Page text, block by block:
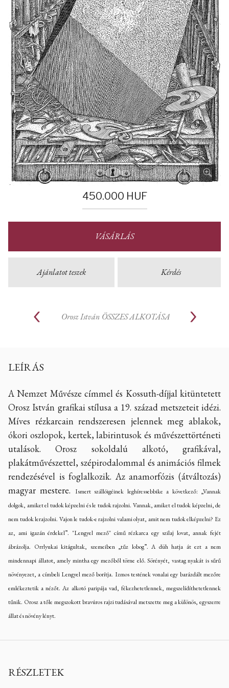
450.000 HUF
VÁSÁRLÁS
Ajánlatot teszek Kérdés
Orosz István ÖSSZES ALKOTÁSA
LEÍRÁS
A Nemzet Művésze címmel és Kossuth-díjjal kitüntetett
Orosz István grafikai stílusa a 19. század metszeteit idézi.
Míves rézkarcain rendszeresen jelennek meg ablakok,
ókori oszlopok, kertek, labirintusok és művészettörténeti
utalások. Orosz sokoldalú alkotó, grafikával,
plakátművészettel, szépirodalommal és animációs filmek
rendezésével is foglalkozik. Az anamorfózis (átváltozás)
magyar mestere.
Ismert szállóigéinek leghíressebbike a következő: „Vannak
dolgok, amiket el tudok képzelni és le tudok rajzolni. Vannak, amiket el tudok képzelni, de
nem tudok lerajzolni. Vajon le tudok-e rajzolni valami olyat, amit nem tudok elképzelni? Ez
az, ami igazán érdekel”. "Lengyel mező" című rézkarca egy szilaj lovat, annak fejét
ábrázolja. Orrlyukai kitágultak, szemeiben „tűz lobog”. A düh hatja át ezt a nem
mindennapi állatot, amely mintha egy mezőből törne elő. Sörényét, vastag nyakát is sűrű
növényezet, a címbeli Lengyel mező borítja. Izmos testének vonalai egy barázdált mezőre
emlékeztetik a nézőt.Az alkotó paripája vad, fékezhetetlennek, megszelídíthetetlennek
tűnik. Orosz a tőle megszokott bravúros rajzi tudásával metszette meg a különös, egyszerre
állat és növény lényt.
RÉSZLETEK